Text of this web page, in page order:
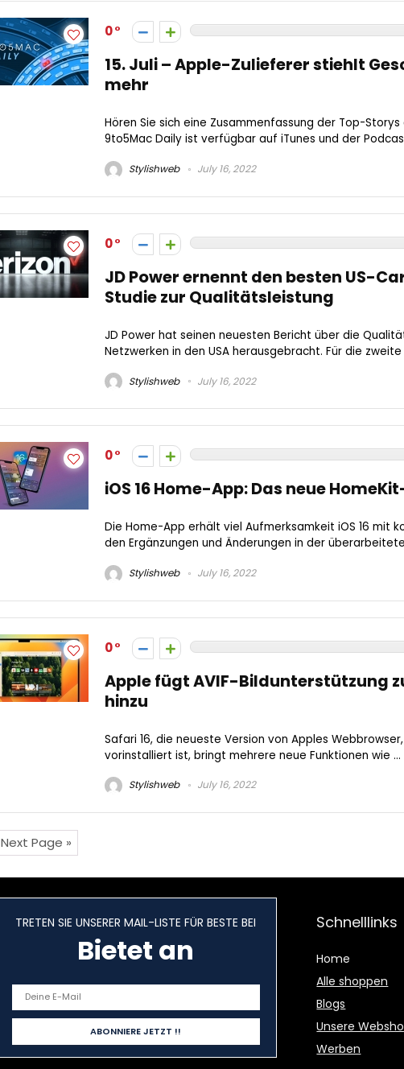
0
15. Juli – Apple-Zulieferer stiehlt
mehr
Hören Sie sich eine Zusammenfassung der Top-
9to5Mac Daily ist verfügbar auf iTunes und der
Stylishweb July 16, 2022
0
JD Power ernennt den besten US-
Studie zur Qualitätsleistung
JD Power hat seinen neuesten Bericht über die
Netzwerken in den USA herausgebracht. Für die
Stylishweb July 16, 2022
0
iOS 16 Home-App: Das neue
Die Home-App erhält viel Aufmerksamkeit iOS 16 mit
den Ergänzungen und Änderungen in der
Stylishweb July 16, 2022
0
Apple fügt AVIF-Bildunterstützung zu
hinzu
Safari 16, die neueste Version von Apples Webbrowser,
vorinstalliert ist, bringt mehrere neue Funktionen wie ...
Stylishweb July 16, 2022
Next Page »
TRETEN SIE UNSERER MAIL-LISTE FÜR BESTE BEI
Bietet an
Schnelllinks
Home
Alle shoppen
Blogs
Unsere
Werben